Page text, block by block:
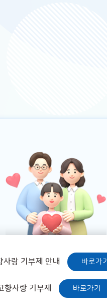
사랑 기부제 안내 바로가기
향사랑 기부제 바로가기